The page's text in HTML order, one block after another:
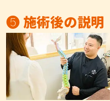
❺ 施術後の説明